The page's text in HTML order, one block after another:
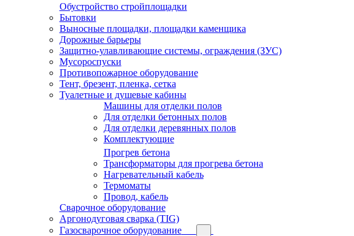
Обустройство стройплощадки
Бытовки
Выносные площадки, площадки каменщика
Дорожные барьеры
Защитно-улавливающие системы, ограждения (ЗУС)
Мусороспуски
Противопожарное оборудование
Тент, брезент, пленка, сетка
Туалетные и душевые кабины
Машины для отделки полов
Для отделки бетонных полов
Для отделки деревянных полов
Комплектующие
Прогрев бетона
Трансформаторы для прогрева бетона
Нагревательный кабель
Термоматы
Провод, кабель
Сварочное оборудование
Аргонодуговая сварка (TIG)
Газосварочное оборудование